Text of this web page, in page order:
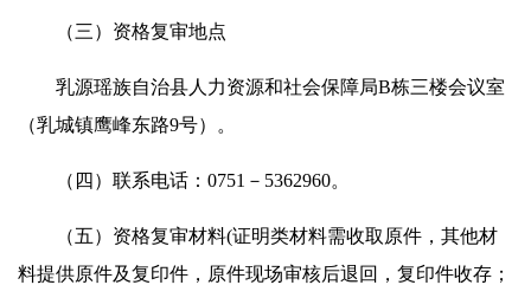
（三）资格复审地点
乳源瑶族自治县人力资源和社会保障局B栋三楼会议室
（乳城镇鹰峰东路9号）。
（四）联系电话：0751－5362960。
（五）资格复审材料(证明类材料需收取原件，其他材
料提供原件及复印件，原件现场审核后退回，复印件收存；